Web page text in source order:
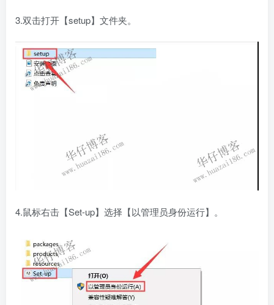
3.双击打开【setup】文件夹。
4.鼠标右击【Set-up】选择【以管理员身份运行】。